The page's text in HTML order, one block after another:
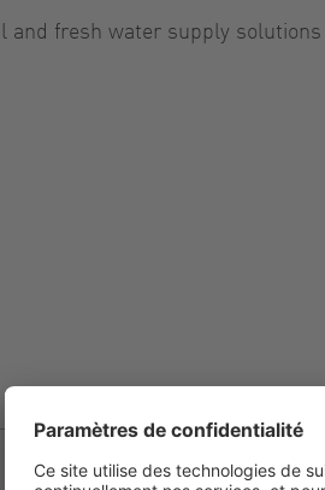
and fresh water supply solutions